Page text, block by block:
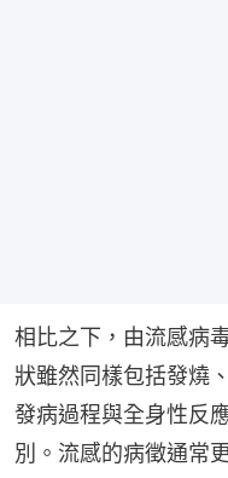
相比之下，由流感病
狀雖然同樣包括發燒
發病過程與全身性反
別。流感的病徵通常